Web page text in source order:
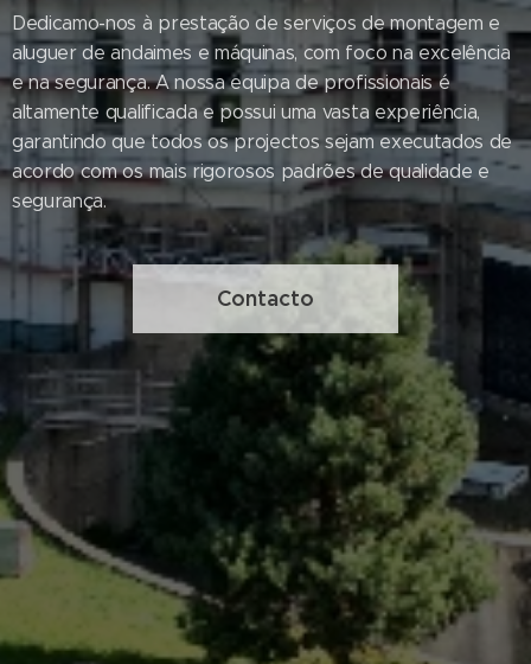
Dedicamo-nos à prestação de serviços de montagem e
aluguer de andaimes e máquinas, com foco na excelência
e na segurança. A nossa equipa de profissionais é
altamente qualificada e possui uma vasta experiência,
garantindo que todos os projectos sejam executados de
acordo com os mais rigorosos padrões de qualidade e
segurança.
Contacto